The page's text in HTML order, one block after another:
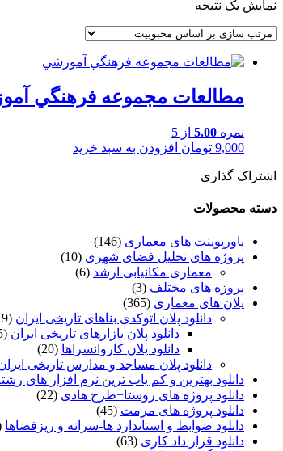
نمایش یک نتیجه
مطالعات مجموعه فرهنگي
نمره 5.00 از 5
9,000 تومان افزودن به سبد خرید
اشتراک گذاری
دسته محصولات
پاورپوینت های معماری (146)
پروژه های تحلیل فضای شهری (10)
معماری مکانیابی ارشد (6)
پروژه های مختلف (3)
پلان های معماری (365)
دانلود پلان اتوکدی بناهای تاریخی ایران (319)
دانلود پلان بازارهای تاریخی ایران (35)
دانلود پلان کاروانسراها (20)
دانلود پلان مساجد و مدارس تاریخی
دانلود بهترین و کم یاب ترین نرم افزار های
دانلود پروژه های روستا+طرح هادی (22)
دانلود پروژه های مرمت (45)
دانلود ضوابط و استاندارد ها-سرانه و ریزفضاها
دانلود قرار داد کاری (63)